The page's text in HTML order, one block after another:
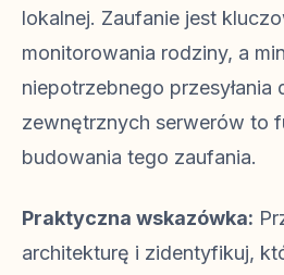
lokalnej. Zaufanie jest
monitorowania rodziny, a
niepotrzebnego przesyłania
zewnętrznych serwerów to
budowania tego zaufania.
Praktyczna wskazówka:
architekturę i zidentyfikuj,